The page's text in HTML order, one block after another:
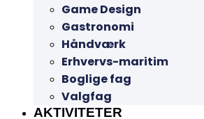
Game Design
Gastronomi
Håndværk
Erhvervs-maritim
Boglige fag
Valgfag
AKTIVITETER